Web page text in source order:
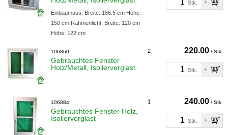
Einbaumass: Breite: 156.5 cm Höhe:
150 cm Rahmenlicht: Breite: 120 cm
Höhe: 122 cm
Stk.
2
106860
Gebrauchtes Fenster
Holz/Metall, Isolierverglast
220.00 / Stk.
Stk.
1
106884
Gebrauchtes Fenster Holz,
Isolierverglast
240.00 / Stk.
Stk.